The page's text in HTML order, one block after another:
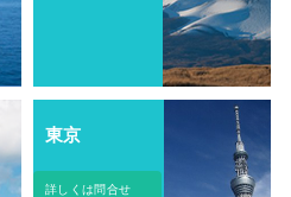
東京
詳しくは問合せ